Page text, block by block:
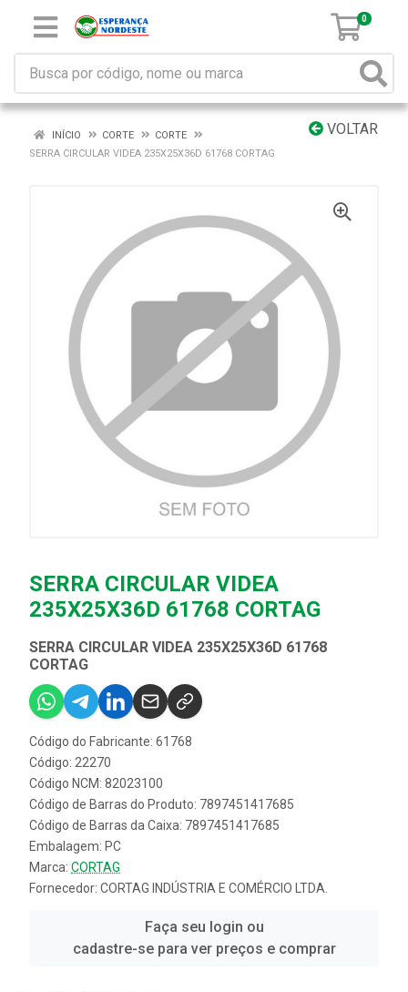
0
VOLTAR
INÍCIO CORTE
CORTE
SERRA CIRCULAR VIDEA 235X25X36D 61768 CORTAG
SERRA CIRCULAR VIDEA
235X25X36D 61768 CORTAG
SERRA CIRCULAR VIDEA 235X25X36D 61768
CORTAG
Código do Fabricante: 61768
Código: 22270
Código NCM: 82023100
Código de Barras do Produto: 7897451417685
Código de Barras da Caixa: 7897451417685
Embalagem: PC
Marca: CORTAG
Fornecedor: CORTAG INDÚSTRIA E COMÉRCIO LTDA.
Faça seu login ou
cadastre-se para ver preços e comprar